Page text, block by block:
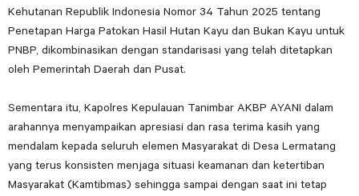
Kehutanan Republik Indonesia Nomor 34 Tahun 2025 tentang
Penetapan Harga Patokan Hasil Hutan Kayu dan Bukan Kayu untuk
PNBP, dikombinasikan dengan standarisasi yang telah ditetapkan
oleh Pemerintah Daerah dan Pusat.
Sementara itu, Kapolres Kepulauan Tanimbar AKBP AYANI dalam
arahannya menyampaikan apresiasi dan rasa terima kasih yang
mendalam kepada seluruh elemen Masyarakat di Desa Lermatang
yang terus konsisten menjaga situasi keamanan dan ketertiban
Masyarakat (Kamtibmas) sehingga sampai dengan saat ini tetap